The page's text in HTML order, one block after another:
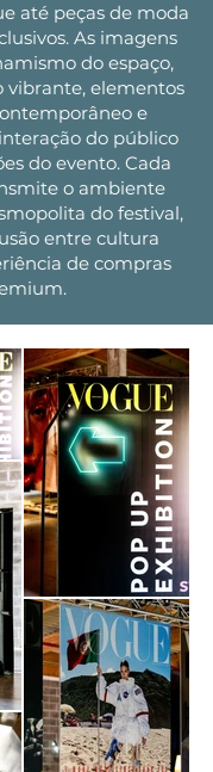
até peças de moda
As imagens
do espaço,
vibrante, elementos
e
do público
do evento. Cada
o ambiente
do festival,
entre cultura
de compras